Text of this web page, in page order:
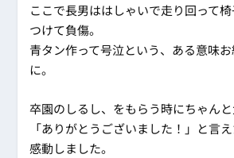
ここで長男ははしゃいで走り回って
つけて負傷。
青タン作って号泣という、ある意味
に。
卒園のしるし、をもらう時にちゃん
「ありがとうございました！」と言
感動しました。